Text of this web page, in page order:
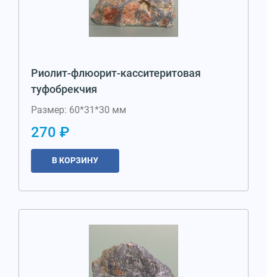
Риолит-флюорит-касситеритовая
туфобрекчия
Размер: 60*31*30 мм
270 ₽
В КОРЗИНУ